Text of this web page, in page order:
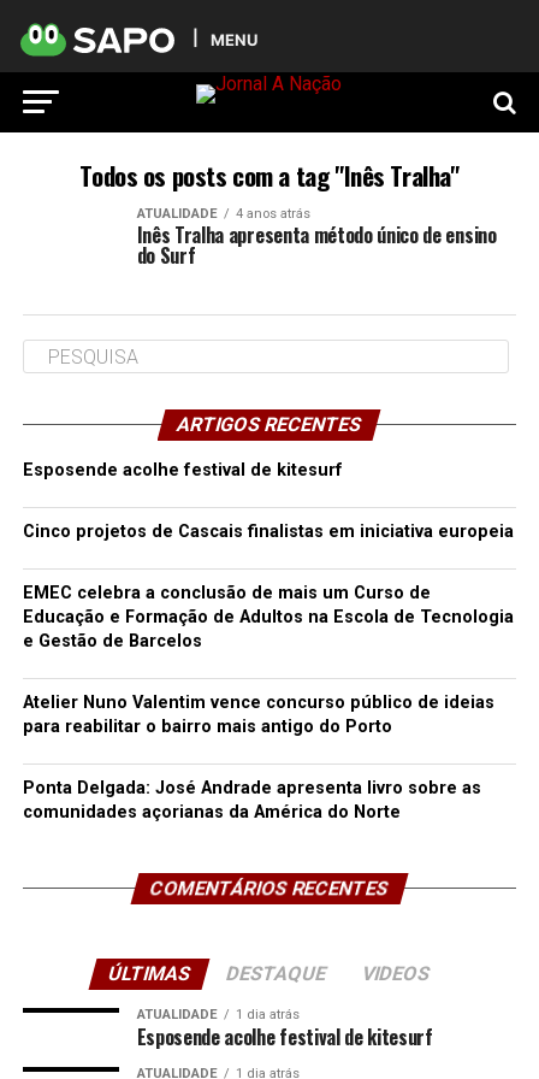
MENU
Todos os posts com a tag "Inês Tralha"
ATUALIDADE 4 anos atrás
Inês Tralha apresenta método único de ensino
do Surf
ARTIGOS RECENTES
Esposende acolhe festival de kitesurf
Cinco projetos de Cascais finalistas em iniciativa europeia
EMEC celebra a conclusão de mais um Curso de
Educação e Formação de Adultos na Escola de Tecnologia
e Gestão de Barcelos
Atelier Nuno Valentim vence concurso público de ideias
para reabilitar o bairro mais antigo do Porto
Ponta Delgada: José Andrade apresenta livro sobre as
comunidades açorianas da América do Norte
COMENTÁRIOS RECENTES
ÚLTIMAS DESTAQUE VIDEOS
ATUALIDADE 1 dia atrás
Esposende acolhe festival de kitesurf
ATUALIDADE 1 dia atrás